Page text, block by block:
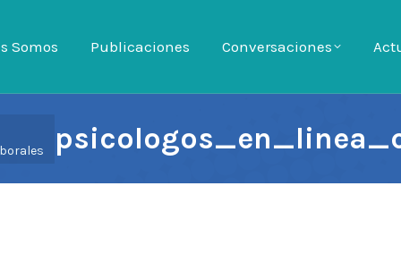
Somos Publicaciones Conversaciones
Somos Publicaciones Conversaciones